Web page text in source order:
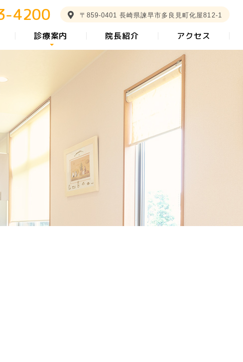
-4200 〒859-0401 長崎県諫早市多良見町化屋812-1
診療案内 院長紹介 アクセス